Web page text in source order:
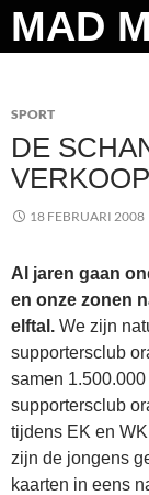
Ga
naar
Zoeken
SPORT
DE
18 FEBRUARI 2008
Al jaren gaan
en onze zonen
elftal. We zijn
supportersclub
samen
supportersclub
tijdens EK en
zijn de jongens
kaarten in eens